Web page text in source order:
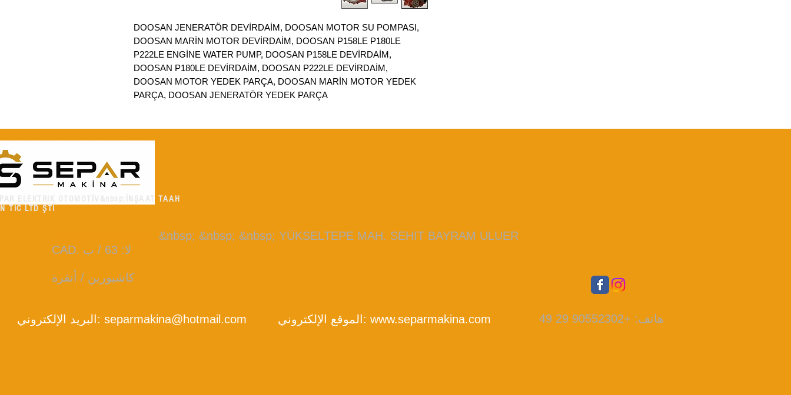
DOOSAN JENERATÖR DEVİRDAİM, DOOSAN MOTOR SU POMPASI,
DOOSAN MARİN MOTOR DEVİRDAİM, DOOSAN P158LE P180LE
P222LE ENGİNE WATER PUMP, DOOSAN P158LE DEVİRDAİM,
DOOSAN P180LE DEVİRDAİM, DOOSAN P222LE DEVİRDAİM,
DOOSAN MOTOR YEDEK PARÇA, DOOSAN MARİN MOTOR YEDEK
PARÇA, DOOSAN JENERATÖR YEDEK PARÇA
ELEKTRIK OTOMOTİV&nbsp;İNŞAAT TAAH
TİC LTD ŞTİ
&nbsp; &nbsp; &nbsp; YÜKSELTEPE MAH. SEHIT BAYRAM ULUER
CAD. لا: 63 / ب
كاشيورين / أنقرة
البريد الإلكتروني: separmakina@hotmail.com الموقع الإلكتروني: www.separmakina.com هاتف: +90552302 29 49